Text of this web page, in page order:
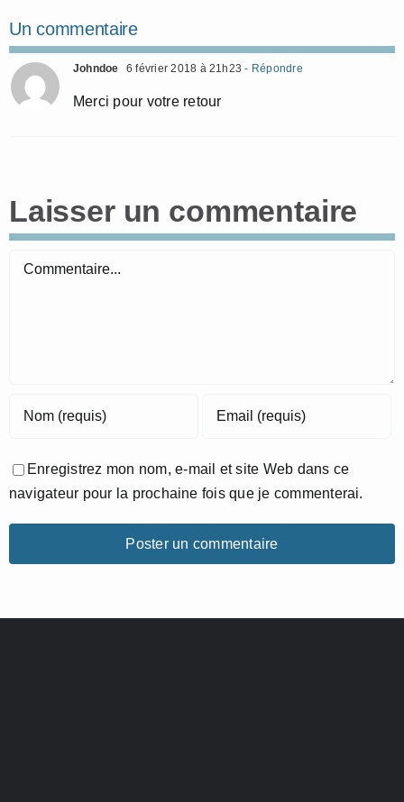
Un commentaire
Johndoe 6 février 2018 à 21h23 - Répondre
Merci pour votre retour
Laisser un commentaire
Commentaire
Enregistrez mon nom, e-mail et site Web dans ce
navigateur pour la prochaine fois que je commenterai.